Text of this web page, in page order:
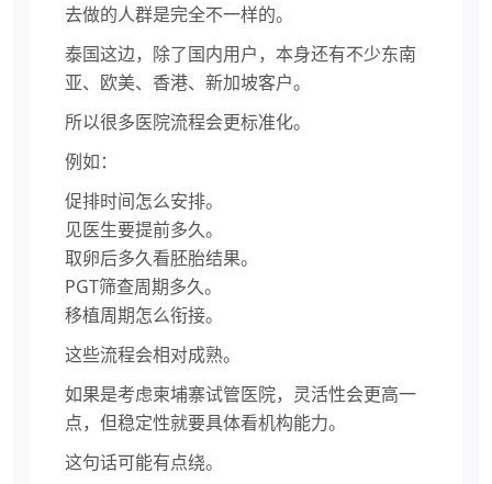
去做的人群是完全不一样的。
泰国这边，除了国内用户，本身还有不少东南
亚、欧美、香港、新加坡客户。
所以很多医院流程会更标准化。
例如：
促排时间怎么安排。
见医生要提前多久。
取卵后多久看胚胎结果。
PGT筛查周期多久。
移植周期怎么衔接。
这些流程会相对成熟。
如果是考虑柬埔寨试管医院，灵活性会更高一
点，但稳定性就要具体看机构能力。
这句话可能有点绕。